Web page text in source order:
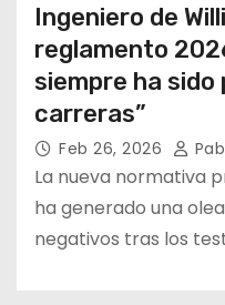
Ingeniero de
reglamento
siempre ha sido
carreras”
Feb 26, 2026
La nueva normativa
ha generado una
negativos tras los